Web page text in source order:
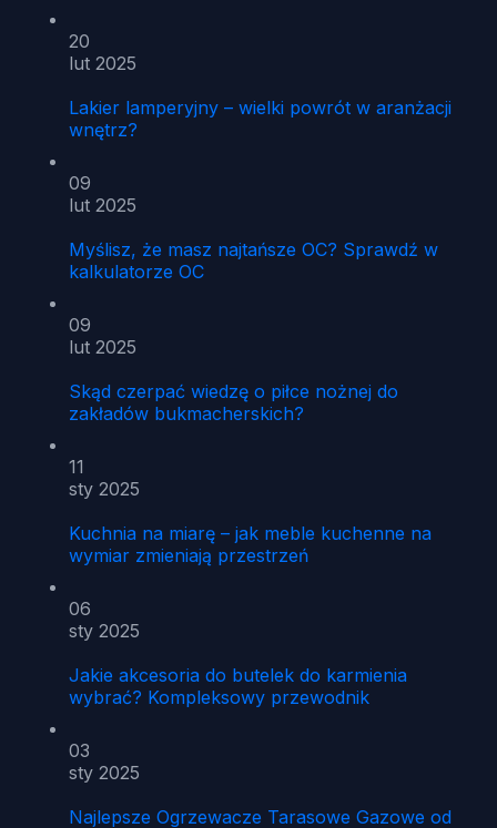
20
lut 2025
Lakier lamperyjny – wielki powrót w aranżacji
wnętrz?
09
lut 2025
Myślisz, że masz najtańsze OC? Sprawdź w
kalkulatorze OC
09
lut 2025
Skąd czerpać wiedzę o piłce nożnej do
zakładów bukmacherskich?
11
sty 2025
Kuchnia na miarę – jak meble kuchenne na
wymiar zmieniają przestrzeń
06
sty 2025
Jakie akcesoria do butelek do karmienia
wybrać? Kompleksowy przewodnik
03
sty 2025
Najlepsze Ogrzewacze Tarasowe Gazowe od